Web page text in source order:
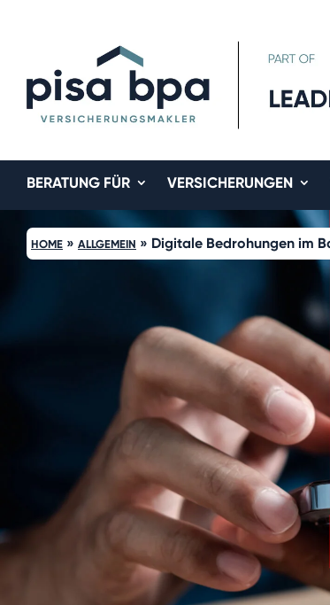
BERATUNG FÜR VERSICHERUNGEN
HOME » ALLGEMEIN » Digitale Bedrohungen im